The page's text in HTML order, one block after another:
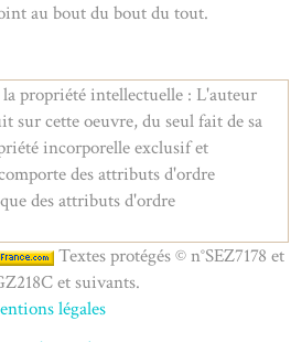
au bout du bout du tout.
la propriété intellectuelle : L'auteur
sur cette oeuvre, du seul fait de sa
incorporelle exclusif et
des attributs d'ordre
des attributs d'ordre
Textes protégés © n°SEZ7178 et
et suivants.
légales